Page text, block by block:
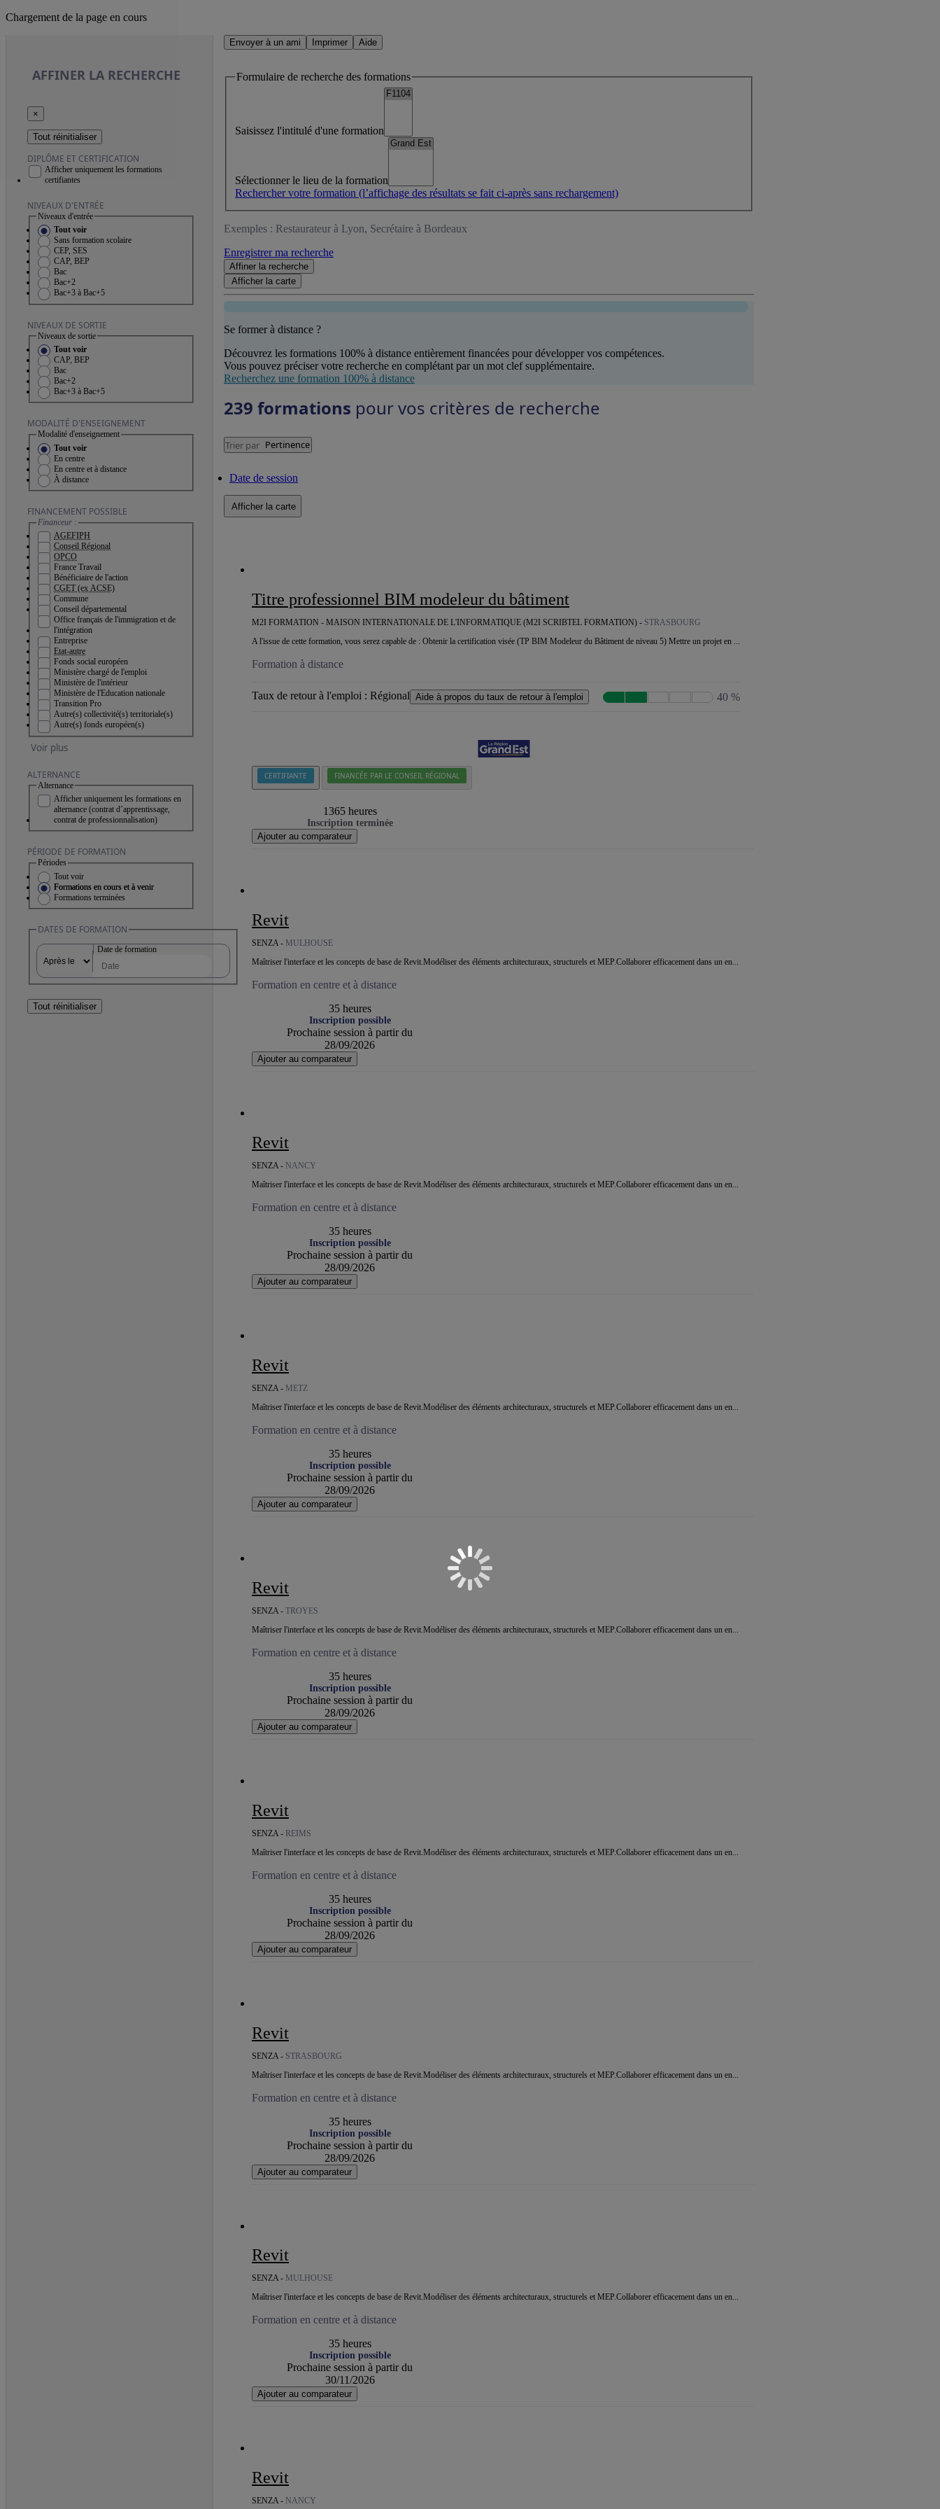
Chargement de la page en cours
AFFINER LA RECHERCHE
×
Tout réinitialiser
DIPLÔME ET CERTIFICATION
Afficher uniquement les formations
certifiantes
NIVEAUX D'ENTRÉE
Niveaux d'entrée
Tout voir
Sans formation scolaire
CEP, SES
CAP, BEP
Bac
Bac+2
Bac+3 à Bac+5
NIVEAUX DE SORTIE
Niveaux de sortie
Tout voir
CAP, BEP
Bac
Bac+2
Bac+3 à Bac+5
MODALITÉ D'ENSEIGNEMENT
Modalité d'enseignement
Tout voir
En centre
En centre et à distance
À distance
FINANCEMENT POSSIBLE
Financeur :
AGEFIPH
Conseil Régional
OPCO
France Travail
Bénéficiaire de l'action
CGET (ex ACSE)
Commune
Conseil départemental
Office français de l'immigration et de
l'intégration
Entreprise
Etat-autre
Fonds social européen
Ministère chargé de l'emploi
Ministère de l'intérieur
Ministère de l'Education nationale
Transition Pro
Autre(s) collectivité(s) territoriale(s)
Autre(s) fonds européen(s)
Voir plus
ALTERNANCE
Alternance
Afficher uniquement les formations en
alternance (contrat d’apprentissage,
contrat de professionnalisation)
PÉRIODE DE FORMATION
Périodes
Tout voir
Formations en cours et à venir
Formations terminées
DATES DE FORMATION
Date de formation
Tout réinitialiser
Envoyer à un ami Imprimer Aide
Formulaire de recherche des formations
Saisissez l'intitulé d'une formation
Sélectionner le lieu de la formation
Rechercher votre formation (l’affichage des résultats se fait ci-après sans rechargement)
Exemples : Restaurateur à Lyon, Secrétaire à Bordeaux
Enregistrer ma recherche
Affiner la recherche
Afficher la carte
Se former à distance ?
Découvrez les formations 100% à distance entièrement financées pour développer vos compétences.
Vous pouvez préciser votre recherche en complétant par un mot clef supplémentaire.
Recherchez une formation 100% à distance
239 formations pour vos critères de recherche
Trier par Pertinence
Date de session
Afficher la carte
Titre professionnel BIM modeleur du bâtiment
M2I FORMATION - MAISON INTERNATIONALE DE L'INFORMATIQUE (M2I SCRIBTEL FORMATION) - STRASBOURG
A l'issue de cette formation, vous serez capable de : Obtenir la certification visée (TP BIM Modeleur du Bâtiment de niveau 5) Mettre un projet en ...
Formation à distance
Taux de retour à l'emploi : Régional Aide à propos du taux de retour à l'emploi 40 %
CERTIFIANTE FINANCÉE PAR LE CONSEIL RÉGIONAL
1365 heures
Inscription terminée
Ajouter au comparateur
Revit
SENZA - MULHOUSE
Maîtriser l'interface et les concepts de base de Revit.Modéliser des éléments architecturaux, structurels et MEP.Collaborer efficacement dans un en...
Formation en centre et à distance
35 heures
Inscription possible
Prochaine session à partir du
28/09/2026
Ajouter au comparateur
Revit
SENZA - NANCY
Maîtriser l'interface et les concepts de base de Revit.Modéliser des éléments architecturaux, structurels et MEP.Collaborer efficacement dans un en...
Formation en centre et à distance
35 heures
Inscription possible
Prochaine session à partir du
28/09/2026
Ajouter au comparateur
Revit
SENZA - METZ
Maîtriser l'interface et les concepts de base de Revit.Modéliser des éléments architecturaux, structurels et MEP.Collaborer efficacement dans un en...
Formation en centre et à distance
35 heures
Inscription possible
Prochaine session à partir du
28/09/2026
Ajouter au comparateur
Revit
SENZA - TROYES
Maîtriser l'interface et les concepts de base de Revit.Modéliser des éléments architecturaux, structurels et MEP.Collaborer efficacement dans un en...
Formation en centre et à distance
35 heures
Inscription possible
Prochaine session à partir du
28/09/2026
Ajouter au comparateur
Revit
SENZA - REIMS
Maîtriser l'interface et les concepts de base de Revit.Modéliser des éléments architecturaux, structurels et MEP.Collaborer efficacement dans un en...
Formation en centre et à distance
35 heures
Inscription possible
Prochaine session à partir du
28/09/2026
Ajouter au comparateur
Revit
SENZA - STRASBOURG
Maîtriser l'interface et les concepts de base de Revit.Modéliser des éléments architecturaux, structurels et MEP.Collaborer efficacement dans un en...
Formation en centre et à distance
35 heures
Inscription possible
Prochaine session à partir du
28/09/2026
Ajouter au comparateur
Revit
SENZA - MULHOUSE
Maîtriser l'interface et les concepts de base de Revit.Modéliser des éléments architecturaux, structurels et MEP.Collaborer efficacement dans un en...
Formation en centre et à distance
35 heures
Inscription possible
Prochaine session à partir du
30/11/2026
Ajouter au comparateur
Revit
SENZA - NANCY